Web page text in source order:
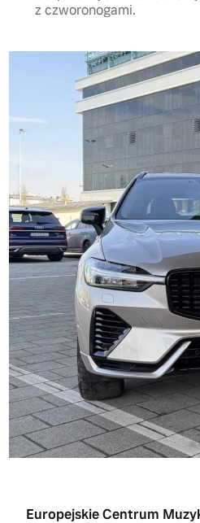
z czworonogami.
Europejskie Centrum